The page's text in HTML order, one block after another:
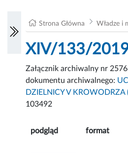
Strona Główna Władze i
XIV/133/
Załącznik archiwalny nr
dokumentu archiwalnego:
DZIELNICY V
103492
podgląd format